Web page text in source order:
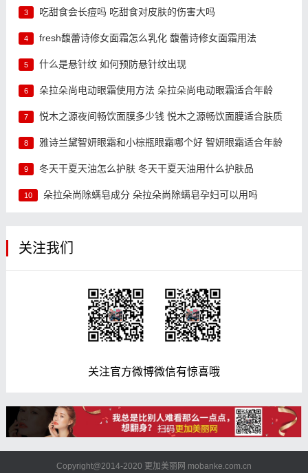
3 吃甜食会长痘吗 吃甜食对皮肤的伤害大吗
4 fresh馥蕾诗修女面霜怎么乳化 馥蕾诗修女面霜用法
5 什么是悬针纹 如何预防悬针纹出现
6 朵拉朵尚电动眼霜使用方法 朵拉朵尚电动眼霜适合年龄
7 悦木之源夜间畅饮面膜多少钱 悦木之源畅饮面膜适合肤质
8 雅诗兰黛智妍眼霜和小棕瓶眼霜哪个好 智妍眼霜适合年龄
9 冬天干夏天油怎么护肤 冬天干夏天油用什么护肤品
10 朵拉朵尚除螨皂成分 朵拉朵尚除螨皂孕妇可以用吗
关注我们
关注官方微博微信有惊喜哦
Copyright@2014-2020 更加美丽网 mobanke.com.cn